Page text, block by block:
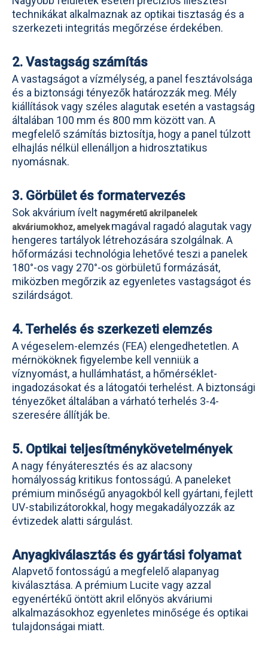
technikákat alkalmaznak az optikai tisztaság és a
szerkezeti integritás megőrzése érdekében.
2. Vastagság számítás
A vastagságot a vízmélység, a panel fesztávolsága
és a biztonsági tényezők határozzák meg. Mély
kiállítások vagy széles alagutak esetén a vastagság
általában 100 mm és 800 mm között van. A
megfelelő számítás biztosítja, hogy a panel túlzott
elhajlás nélkül ellenálljon a hidrosztatikus
nyomásnak.
3. Görbület és formatervezés
Sok akvárium ívelt nagyméretű akrilpanelek
akváriumokhoz, amelyekmagával ragadó alagutak vagy
hengeres tartályok létrehozására szolgálnak. A
hőformázási technológia lehetővé teszi a panelek
180°-os vagy 270°-os görbületű formázását,
miközben megőrzik az egyenletes vastagságot és
szilárdságot.
4. Terhelés és szerkezeti elemzés
A végeselem-elemzés (FEA) elengedhetetlen. A
mérnököknek figyelembe kell venniük a
víznyomást, a hullámhatást, a hőmérséklet-
ingadozásokat és a látogatói terhelést. A biztonsági
tényezőket általában a várható terhelés 3-4-
szeresére állítják be.
5. Optikai teljesítménykövetelmények
A nagy fényáteresztés és az alacsony
homályosság kritikus fontosságú. A paneleket
prémium minőségű anyagokból kell gyártani, fejlett
UV-stabilizátorokkal, hogy megakadályozzák az
évtizedek alatti sárgulást.
Anyagkiválasztás és gyártási folyamat
Alapvető fontosságú a megfelelő alapanyag
kiválasztása. A prémium Lucite vagy azzal
egyenértékű öntött akril előnyös akváriumi
alkalmazásokhoz egyenletes minősége és optikai
tulajdonságai miatt.